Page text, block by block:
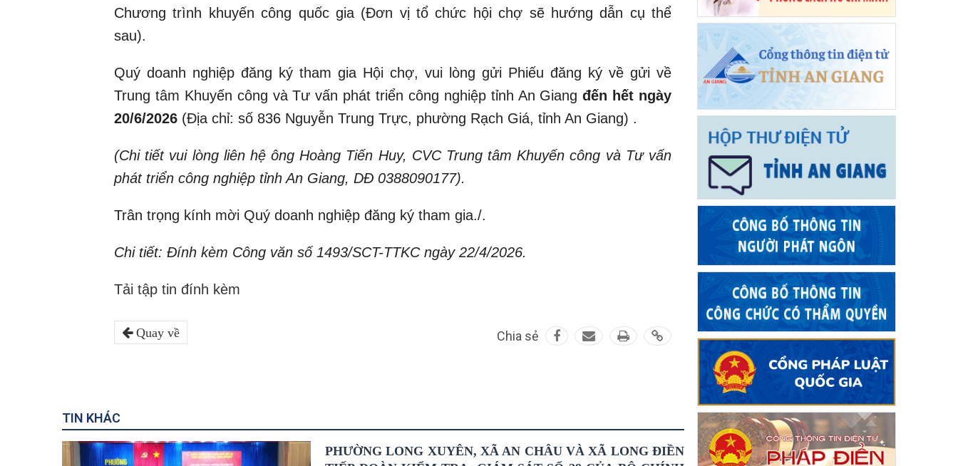
Chương trình khuyến công quốc gia (Đơn vị tổ chức hội chợ sẽ hướng dẫn cụ thể
sau).
Quý doanh nghiệp đăng ký tham gia Hội chợ, vui lòng gửi Phiếu đăng ký về gửi về
Trung tâm Khuyến công và Tư vấn phát triển công nghiệp tỉnh An Giangđến hết ngày
20/6/2026 (Địa chỉ: số 836 Nguyễn Trung Trực, phường Rạch Giá, tỉnh An Giang) .
(Chi tiết vui lòng liên hệ ông Hoàng Tiến Huy, CVC Trung tâm Khuyến công và Tư vấn
phát triển công nghiệp tỉnh An Giang, DĐ 0388090177).
Trân trọng kính mời Quý doanh nghiệp đăng ký tham gia./.
Chi tiết: Đính kèm Công văn số 1493/SCT-TTKC ngày 22/4/2026.
Tải tập tin đính kèm
Quay về Chia sẻ
TIN KHÁC
PHƯỜNG LONG XUYÊN, XÃ AN CHÂU VÀ XÃ LONG ĐIỀN